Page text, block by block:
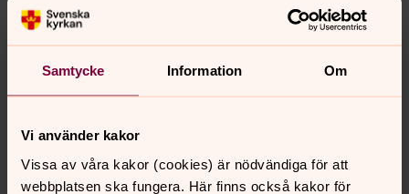
Samtycke Information Om
Vi använder kakor
Vissa av våra kakor (cookies) är nödvändiga för att
webbplatsen ska fungera. Här finns också kakor för